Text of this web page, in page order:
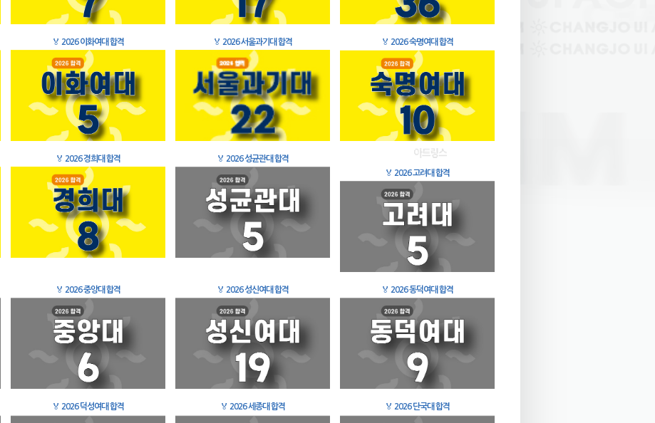
🏅 2026 이화여대 합격 🏅 2026 서울과기대 합격 🏅 2026 숙명여대 합격
🏅 2026 경희대 합격 🏅 2026 성균관대 합격
🏅 2026 고려대 합격
🏅 2026 중앙대 합격 🏅 2026 성신여대 합격 🏅 2026 동덕여대 합격
🏅 2026 덕성여대 합격 🏅 2026 세종대 합격 🏅 2026 단국대 합격